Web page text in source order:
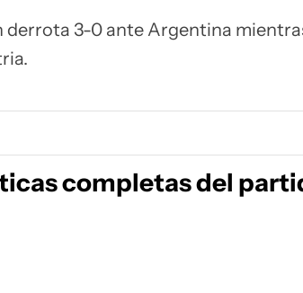
derrota 3-0 ante Argentina
completas del